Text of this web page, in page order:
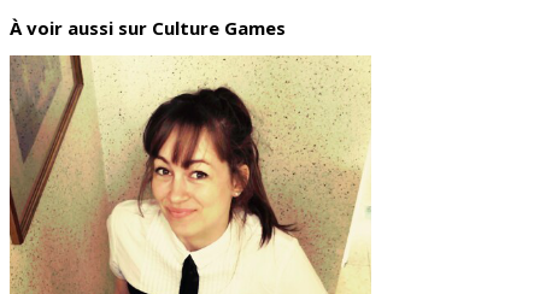
À voir aussi sur Culture Games